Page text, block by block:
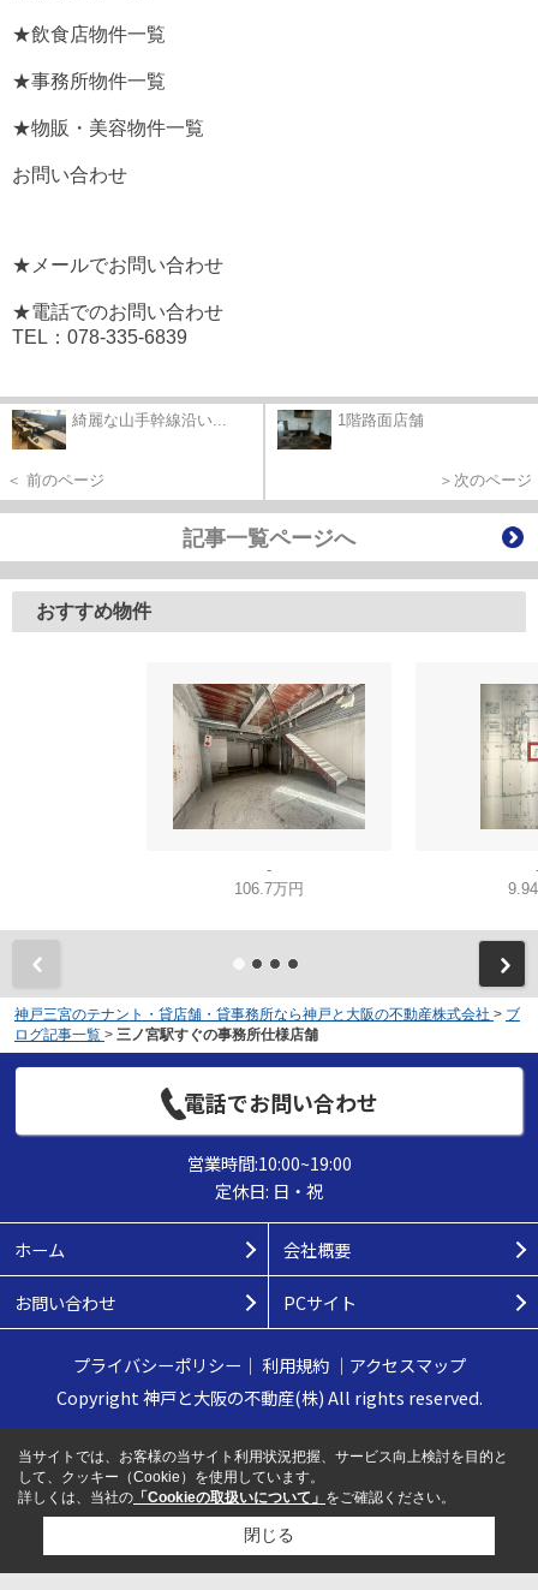
★飲食店物件一覧
★事務所物件一覧
★物販・美容物件一覧
お問い合わせ
★メールでお問い合わせ
★電話でのお問い合わせ
TEL：078-335-6839
綺麗な山手幹線沿い...
＜ 前のページ
1階路面店舗
＞次のページ
記事一覧ページへ
おすすめ物件
-
106.7万円
神戸三宮のテナント・貸店舗・貸事務所なら神戸と大阪の不動産株式会社 > ブ
ログ記事一覧 > 三ノ宮駅すぐの事務所仕様店舗
電話でお問い合わせ
営業時間:10:00~19:00
定休日: 日・祝
ホーム 会社概要
お問い合わせ PCサイト
プライバシーポリシー ｜ 利用規約｜ アクセスマップ
Copyright 神戸と大阪の不動産(株) All rights reserved.
当サイトでは、お客様の当サイト利用状況把握、サービス向上検討を目的と
して、クッキー（Cookie）を使用しています。
詳しくは、当社の 「Cookieの取扱いについて」 をご確認ください。
閉じる